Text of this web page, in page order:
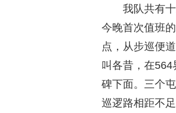
我队共有
今晚首次值班
点，从步巡便
叫各昔，在
碑下面。三个
巡逻路相距不